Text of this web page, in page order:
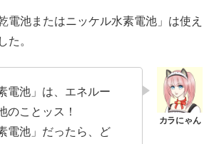
電池またはニッケル水素電池」は使え
た。
電池」は、エネルー
のことッス！
電池」だったら、ど